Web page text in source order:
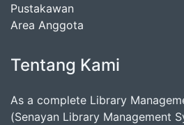
Pustakawan
Area Anggota
Tentang Kami
As a complete Library
(Senayan Library Management